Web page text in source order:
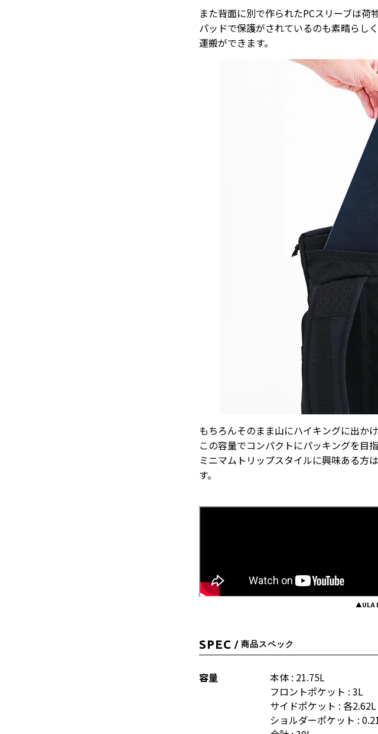
また背面に別で作られたPCスリーブは
パッドで保護がされているのも素晴らし
運搬ができます。
もちろんそのまま山にハイキングに出か
この容量でコンパクトにパッキングを目
ミニマムトリップスタイルに興味ある方
す。
▲ULA
SPEC / 商品スペック
容量
本体 : 21.75L
フロントポケット : 3L
サイドポケット : 各2.62L
ショルダーポケット :